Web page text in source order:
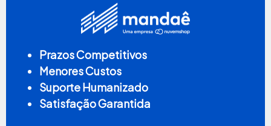
Prazos Competitivos
Menores Custos
Suporte Humanizado
Satisfação Garantida